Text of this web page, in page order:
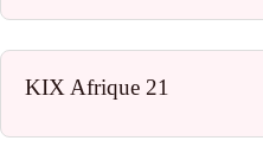
KIX Afrique 21